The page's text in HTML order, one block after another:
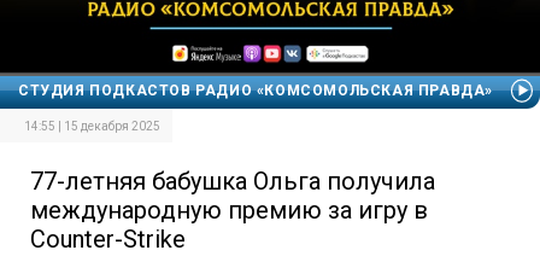
СТУДИЯ ПОДКАСТОВ РАДИО «КОМСОМОЛЬСКАЯ ПРАВДА»
14:55 | 15 декабря 2025
77-летняя бабушка Ольга получила
международную премию за игру в
Counter-Strike